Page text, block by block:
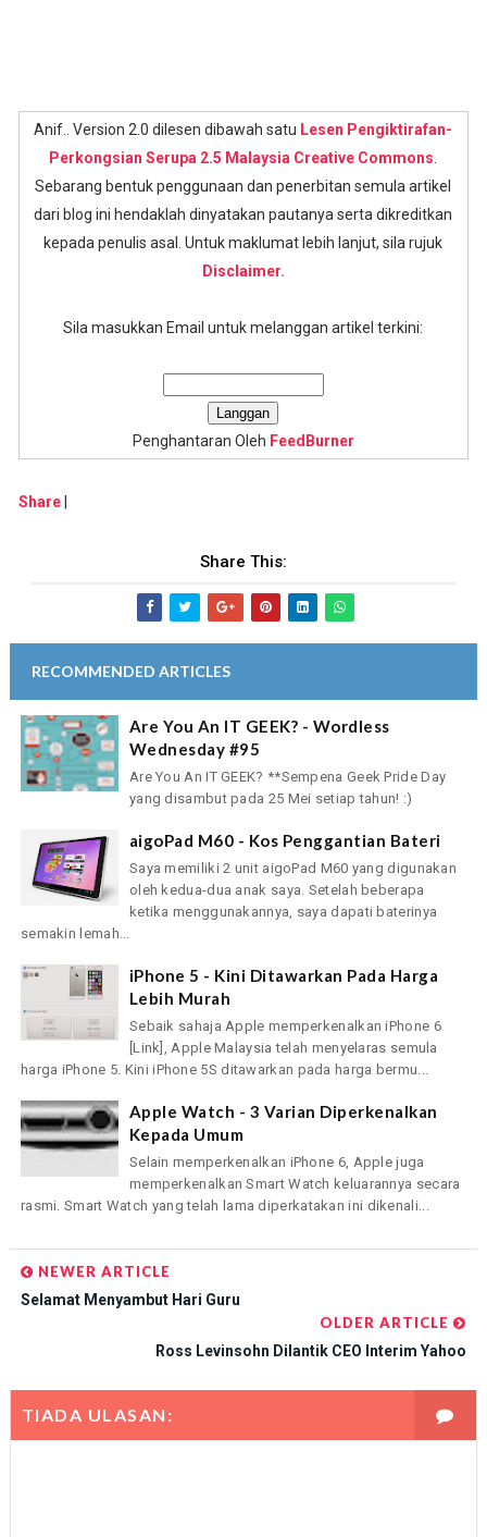
Anif.. Version 2.0 dilesen dibawah satu Lesen Pengiktirafan-
Perkongsian Serupa 2.5 Malaysia Creative Commons
Sebarang bentuk penggunaan dan penerbitan semula artikel
dari blog ini hendaklah dinyatakan pautanya serta dikreditkan
kepada penulis asal. Untuk maklumat lebih lanjut, sila rujuk
Disclaimer.
Sila masukkan Email untuk melanggan artikel terkini:
Penghantaran Oleh FeedBurner
Share
Share This:
RECOMMENDED ARTICLES
Are You An IT GEEK? - Wordless
Wednesday #95
Are You An IT GEEK? **Sempena Geek Pride Day
yang disambut pada 25 Mei setiap tahun! :)
aigoPad M60 - Kos Penggantian Bateri
Saya memiliki 2 unit aigoPad M60 yang digunakan
oleh kedua-dua anak saya. Setelah beberapa
ketika menggunakannya, saya dapati baterinya
semakin lemah...
iPhone 5 - Kini Ditawarkan Pada Harga
Lebih Murah
Sebaik sahaja Apple memperkenalkan iPhone 6
[Link], Apple Malaysia telah menyelaras semula
harga iPhone 5. Kini iPhone 5S ditawarkan pada harga bermu...
Apple Watch - 3 Varian Diperkenalkan
Kepada Umum
Selain memperkenalkan iPhone 6, Apple juga
memperkenalkan Smart Watch keluarannya secara
rasmi. Smart Watch yang telah lama diperkatakan ini dikenali...
NEWER ARTICLE
Selamat Menyambut Hari Guru
OLDER ARTICLE
Ross Levinsohn Dilantik CEO Interim Yahoo
TIADA ULASAN: